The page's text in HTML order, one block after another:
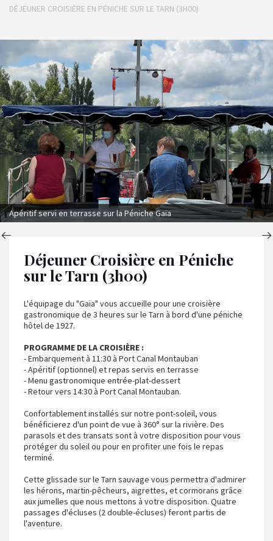
DÉJEUNER CROISIÈRE EN PÉNICHE SUR LE TARN (3H00)
Apéritif servi en terrasse sur la Péniche Gaïa
Déjeuner Croisière en Péniche
sur le Tarn (3h00)
L'équipage du "Gaïa" vous accueille pour une croisière
gastronomique de 3 heures sur le Tarn à bord d'une péniche
hôtel de 1927.
PROGRAMME DE LA CROISIÈRE :
- Embarquement à 11:30 à Port Canal Montauban
- Apéritif (optionnel) et repas servis en terrasse
- Menu gastronomique entrée-plat-dessert
- Retour vers 14:30 à Port Canal Montauban.
Confortablement installés sur notre pont-soleil, vous
bénéficierez d'un point de vue à 360° sur la rivière. Des
parasols et des transats sont à votre disposition pour vous
protéger du soleil ou pour en profiter une fois le repas
terminé.
Cette glissade sur le Tarn sauvage vous permettra d'admirer
les hérons, martin-pêcheurs, aigrettes, et cormorans grâce
aux jumelles que nous mettons à votre disposition. Quatre
passages d'écluses (2 double-écluses) feront partis de
l'aventure.